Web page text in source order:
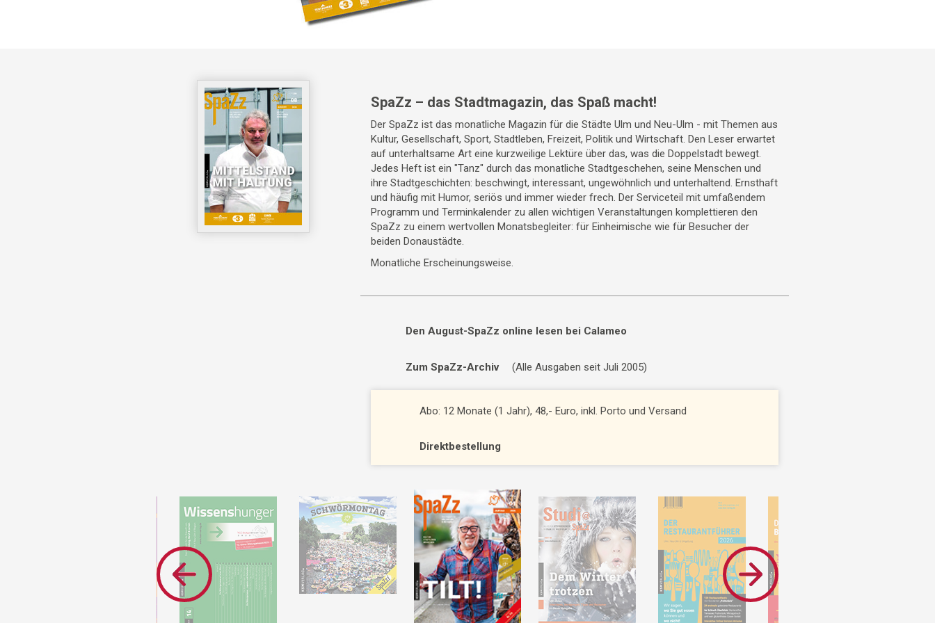
SpaZz – das Stadtmagazin, das Spaß macht!
Der SpaZz ist das monatliche Magazin für die Städte Ulm und Neu-Ulm - mit Themen aus
Kultur, Gesellschaft, Sport, Stadtleben, Freizeit, Politik und Wirtschaft. Den Leser erwartet
auf unterhaltsame Art eine kurzweilige Lektüre über das, was die Doppelstadt bewegt.
Jedes Heft ist ein "Tanz" durch das monatliche Stadtgeschehen, seine Menschen und
ihre Stadtgeschichten: beschwingt, interessant, ungewöhnlich und unterhaltend. Ernsthaft
und häufig mit Humor, seriös und immer wieder frech. Der Serviceteil mit umfaßendem
Programm und Terminkalender zu allen wichtigen Veranstaltungen komplettieren den
SpaZz zu einem wertvollen Monatsbegleiter: für Einheimische wie für Besucher der
beiden Donaustädte.
Monatliche Erscheinungsweise.
Den August-SpaZz online lesen bei Calameo
Zum SpaZz-Archiv (Alle Ausgaben seit Juli 2005)
Abo: 12 Monate (1 Jahr), 48,- Euro, inkl. Porto und Versand
Direktbestellung